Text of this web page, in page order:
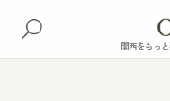
関西をもっ